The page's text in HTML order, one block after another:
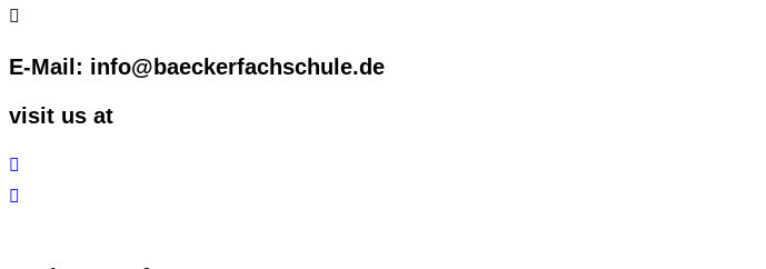
E-Mail: info@baeckerfachschule.de
visit us at